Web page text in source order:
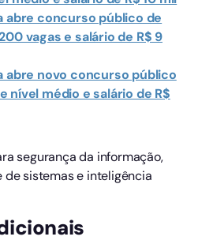
abre concurso público de
vagas e salário de R$ 9
abre novo concurso público
nível médio e salário de R$
segurança da informação,
de sistemas e inteligência